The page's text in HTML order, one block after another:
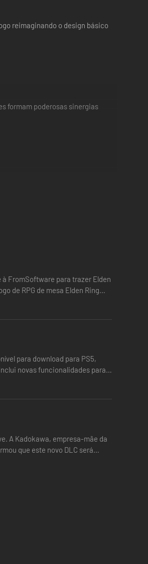
reimaginando o design básico
formam poderosas sinergias
à FromSoftware para trazer Elden
de RPG de mesa Elden Ring
para download para PS5,
novas funcionalidades para
A Kadokawa, empresa-mãe da
que este novo DLC será